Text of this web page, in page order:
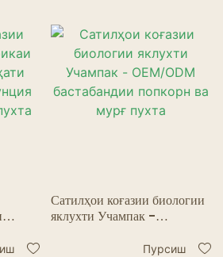
Хӯрокворӣ
Сатилҳои коғазии биологии
яклухти Учампак -
попкорн ва мурғ пухта
Пурсиш